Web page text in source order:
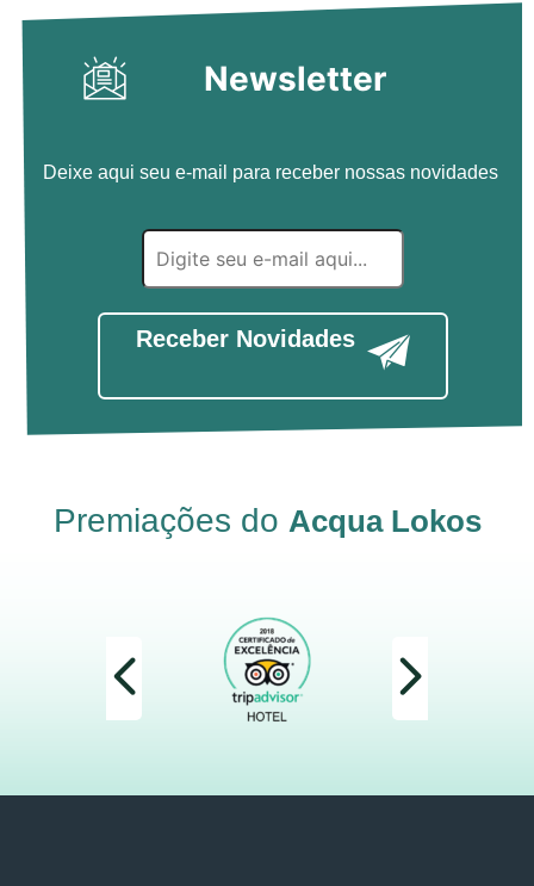
Newsletter
Deixe aqui seu e-mail para receber nossas novidades
Receber Novidades
Premiações do Acqua Lokos